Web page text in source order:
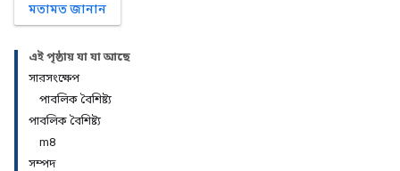
মতামত জানান
এই পৃষ্ঠায় যা যা আছে
সারসংক্ষেপ
পাবলিক বৈশিষ্ট্য
পাবলিক বৈশিষ্ট্য
m8
সম্পদ